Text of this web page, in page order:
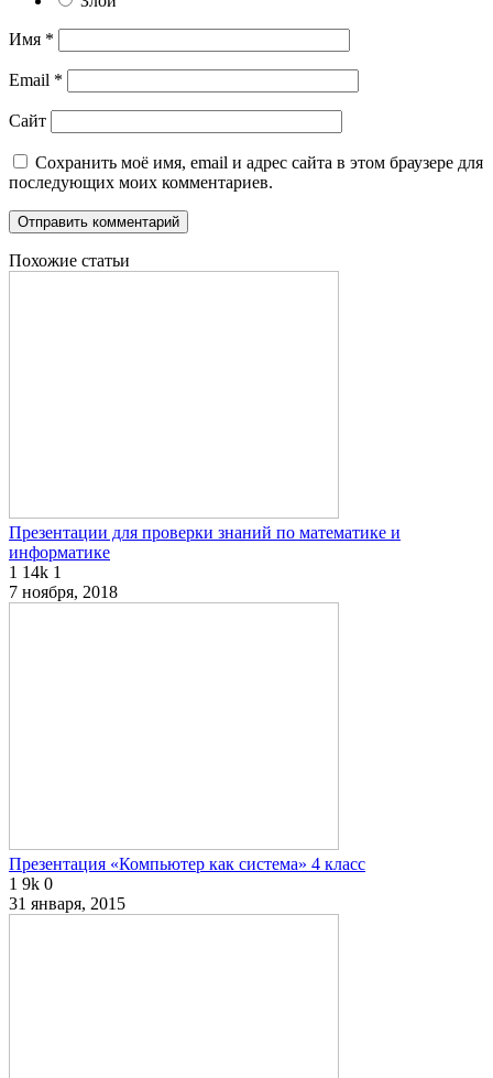
Имя *
Email *
Сайт
Сохранить моё имя, email и адрес сайта в этом браузере для
последующих моих комментариев.
Похожие статьи
Презентации для проверки знаний по математике и
информатике
1 14k 1
7 ноября, 2018
Презентация «Компьютер как система» 4 класс
1 9k 0
31 января, 2015